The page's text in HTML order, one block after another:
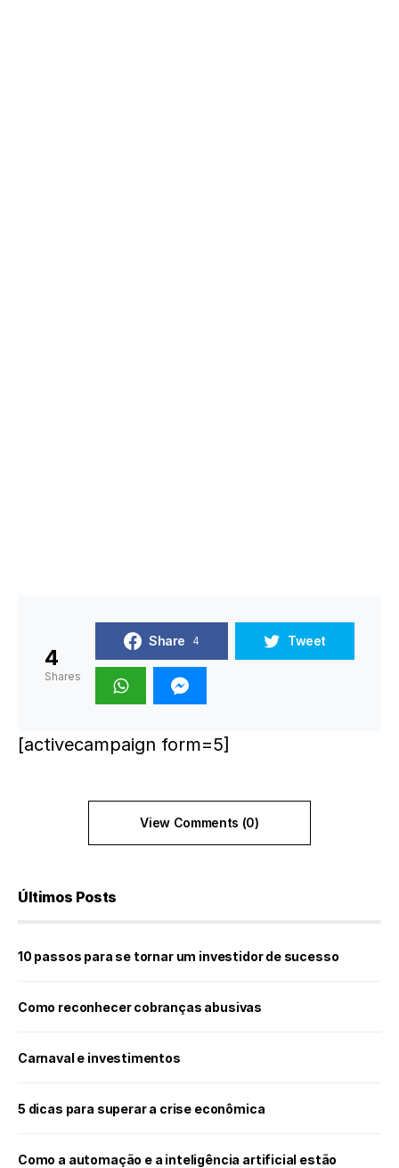
4
Shares
Share 4 Tweet
[activecampaign form=5]
View Comments (0)
Últimos Posts
10 passos para se tornar um investidor de sucesso
Como reconhecer cobranças abusivas
Carnaval e investimentos
5 dicas para superar a crise econômica
Como a automação e a inteligência artificial estão